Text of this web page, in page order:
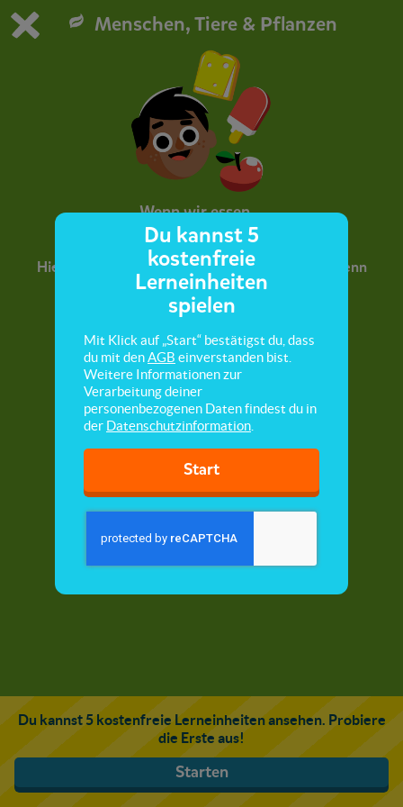
Du spielst die kostenfreie Testversion von scoyo.
Jetzt bestellen
0 1
Menschen, Tiere & Pflanzen
Wenn wir essen...
Hier lernst du, was in deinem Körper passiert, wenn
du etwas isst.
Du kannst 5 kostenfreie Lerneinheiten ansehen. Probiere
die Erste aus!
Starten
Du kannst 5
kostenfreie
Lerneinheiten
spielen
Mit Klick auf „Start“ bestätigst du, dass
du mit denAGB einverstanden bist.
Weitere Informationen zur
Verarbeitung deiner
personenbezogenen Daten findest du in
der Datenschutzinformation
Start